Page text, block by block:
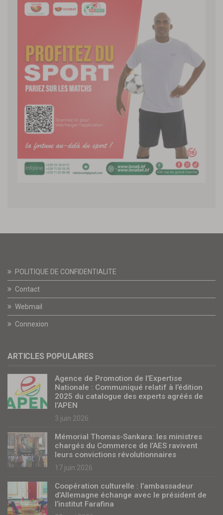
POLITIQUE DE CONFIDENTIALITE
Contact
Webmail
Connexion
ARTICLES POPULAIRES
Agence de Promotion de l’Expertise
Nationale : Communiqué relatif à l’édition
2025 du catalogue des experts agréés de
l’APEN
3 juin 2026
Mémorial Thomas-Sankara: les ministres
chargés du Commerce de l’AES ravivent
leurs convictions révolutionnaires
17 juin 2026
Coopération culturelle : l’ambassadeur
d’Allemagne échange avec le président de
l’institut Farafina